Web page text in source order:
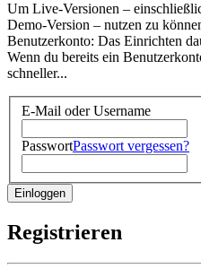
Um Live-Versionen –
Demo-Version – nutzen zu
Benutzerkonto: Das Einrichten
Wenn du bereits ein
schneller...
E-Mail oder Username
PasswortPasswort vergessen?
Registrieren